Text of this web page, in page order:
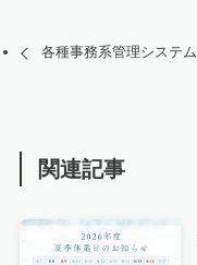
各種事務系管理システム
関連記事